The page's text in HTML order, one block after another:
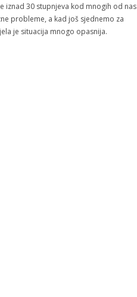
iznad 30 stupnjeva kod mnogih od nas
probleme, a kad još sjednemo za
je situacija mnogo opasnija.